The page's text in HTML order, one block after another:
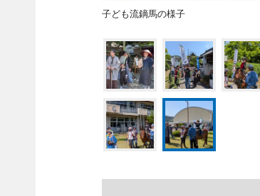
子ども流鏑馬の様子